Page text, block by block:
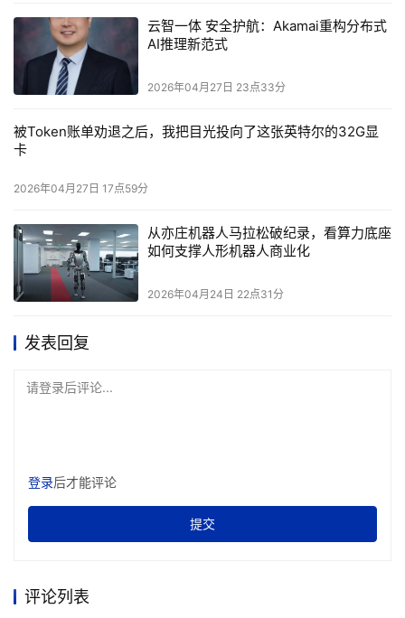
云智一体 安全护航：Akamai重构分布式
AI推理新范式
2026年04月27日 23点33分
被Token账单劝退之后，我把目光投向了这张英特尔的32G显
卡
2026年04月27日 17点59分
从亦庄机器人马拉松破纪录，看算力底座
如何支撑人形机器人商业化
2026年04月24日 22点31分
发表回复
请登录后评论...
登录后才能评论
提交
评论列表